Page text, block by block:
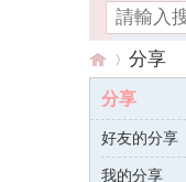
【›
分享
分享
好友的分享
我的分享